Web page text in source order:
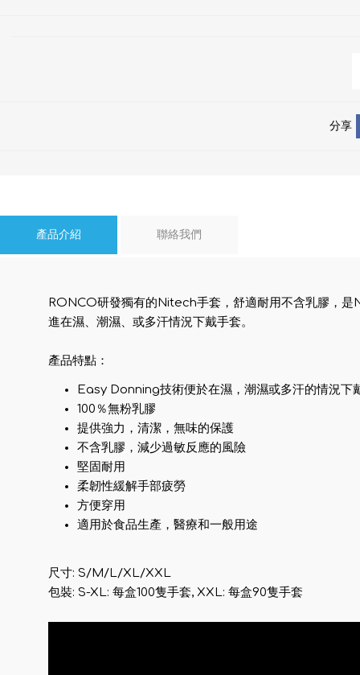
分享
產品介紹 聯絡我們
RONCO研發獨有的Nitech手套，舒適耐用不含乳膠，
進在濕、潮濕、或多汗情況下戴手套。
產品特點：
Easy Donning技術便於在濕，潮濕或多汗的情況下
100％無粉乳膠
提供強力，清潔，無味的保護
不含乳膠，減少過敏反應的風險
堅固耐用
柔韌性緩解手部疲勞
方便穿用
適用於食品生產，醫療和一般用途
尺寸: S/M/L/XL/XXL
包裝: S-XL: 每盒100隻手套, XXL: 每盒90隻手套